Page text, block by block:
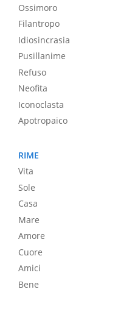
Ossimoro
Filantropo
Idiosincrasia
Pusillanime
Refuso
Neofita
Iconoclasta
Apotropaico
RIME
Vita
Sole
Casa
Mare
Amore
Cuore
Amici
Bene